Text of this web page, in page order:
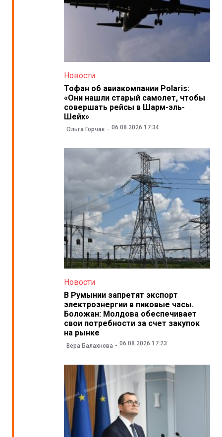
Новости
Тофан об авиакомпании Polaris:
«Они нашли старый самолет, чтобы
совершать рейсы в Шарм-эль-
Шейх»
Ольга Горчак 06.08.2026 17:34
Новости
В Румынии запретят экспорт
электроэнергии в пиковые часы.
Боложан: Молдова обеспечивает
свои потребности за счет закупок
на рынке
Вера Балахнова 06.08.2026 17:23